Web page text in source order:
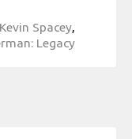
Kevin Spacey,
Legacy